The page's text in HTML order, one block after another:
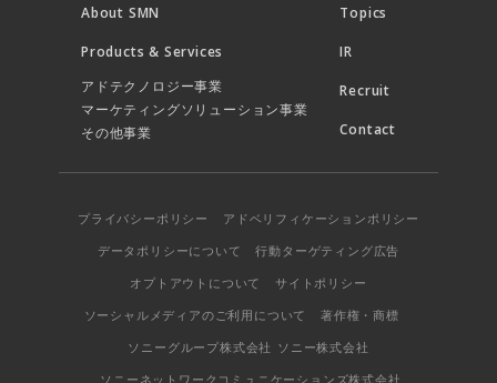
About SMN
Products & Services
アドテクノロジー事業
マーケティングソリューション事業
その他事業
Topics
IR
Recruit
Contact
プライバシーポリシー
アドベリフィケーションポリシー
データポリシーについて
行動ターゲティング広告
オプトアウトについて
サイトポリシー
ソーシャルメディアのご利用について
著作権・商標
ソニーグループ株式会社 ソニー株式会社
ソニーネットワークコミュニケーションズ株式会社